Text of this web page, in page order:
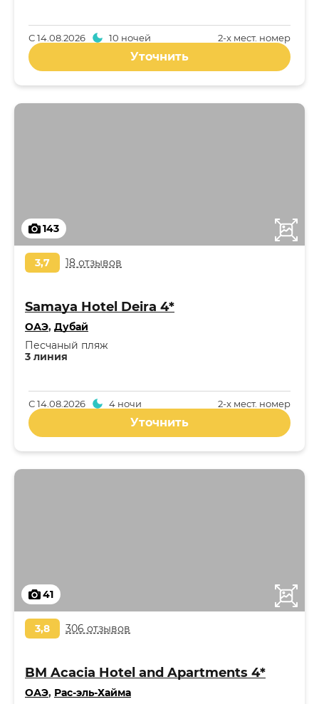
2-x мест. номер
С14.08.2026 10 ночей
Уточнить
143
3,7 18 отзывов
Samaya Hotel Deira 4*
ОАЭ, Дубай
3 линия
Песчаный пляж
2-x мест. номер
С14.08.2026 4 ночи
Уточнить
41
3,8 306 отзывов
BM Acacia Hotel and Apartments 4*
ОАЭ, Рас-эль-Хайма